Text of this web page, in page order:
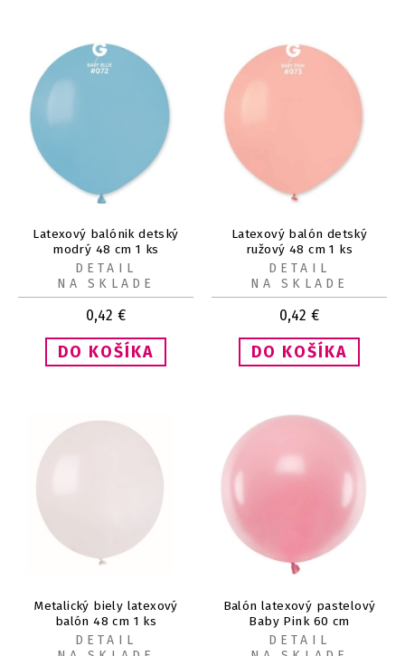
Latexový balónik detský
modrý 48 cm 1 ks
0,42 €
DETAIL
NA SKLADE
Latexový balón detský
ružový 48 cm 1 ks
0,42 €
DETAIL
NA SKLADE
Metalický biely latexový
balón 48 cm 1 ks
DETAIL
Balón latexový pastelový
Baby Pink 60 cm
DETAIL